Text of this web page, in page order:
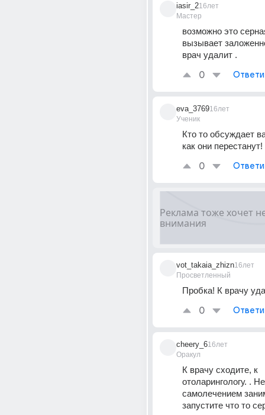
iasir_2
Мастер
16лет
возможно это
вызывает
врач удалит .
0
eva_3769
Ученик
16лет
Кто то обсуждает
как они перестанут!
0
vot_takaia_zhizn
Просветленный
16лет
Пробка! К врачу
0
cheery_6
Оракул
16лет
К врачу сходите, к
отоларингологу. .
самолечением
запустите что то